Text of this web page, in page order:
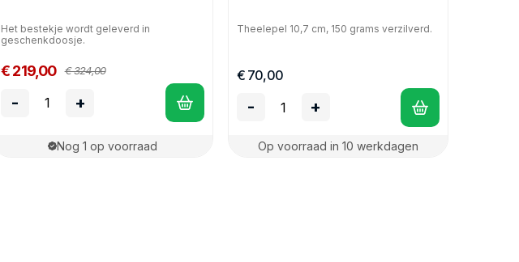
Het bestekje wordt geleverd in
geschenkdoosje.
€ 219,00 € 324,00
- +
Nog 1 op voorraad
Theelepel 10,7 cm, 150 grams verzilverd.
€ 70,00
- +
Op voorraad in 10 werkdagen